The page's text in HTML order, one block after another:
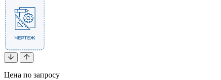
Цена по запросу